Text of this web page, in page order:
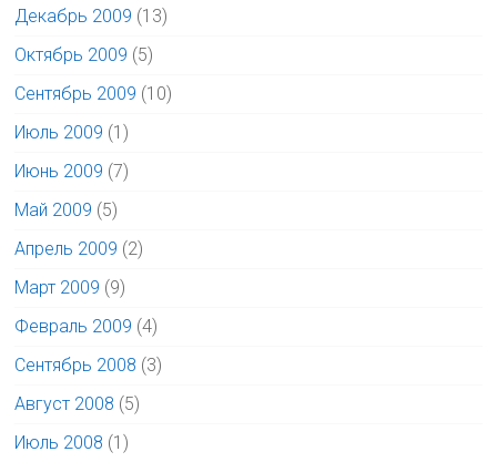
Декабрь 2009 (13)
Октябрь 2009 (5)
Сентябрь 2009 (10)
Июль 2009 (1)
Июнь 2009 (7)
Май 2009 (5)
Апрель 2009 (2)
Март 2009 (9)
Февраль 2009 (4)
Сентябрь 2008 (3)
Август 2008 (5)
Июль 2008 (1)